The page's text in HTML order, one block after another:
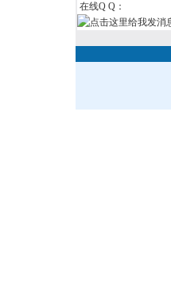
在线Q Q：